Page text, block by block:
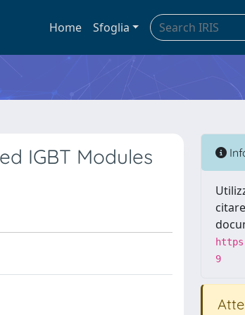
Home Sfoglia
IGBT Modules
9